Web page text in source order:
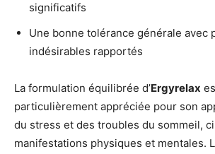
significatifs
Une bonne tolérance générale avec
indésirables rapportés
La formulation équilibrée d’Ergyrelax
particulièrement appréciée pour son
du stress et des troubles du sommeil,
manifestations physiques et mentales.